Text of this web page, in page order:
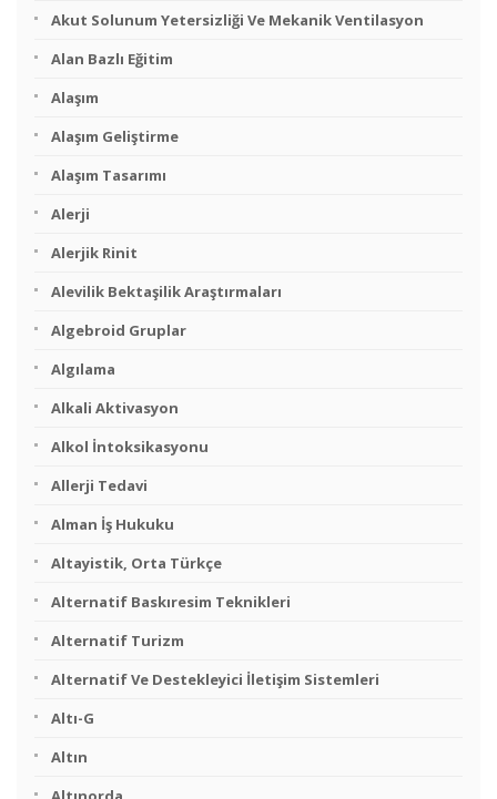
Akut Solunum Yetersizliği Ve Mekanik Ventilasyon
Alan Bazlı Eğitim
Alaşım
Alaşım Geliştirme
Alaşım Tasarımı
Alerji
Alerjik Rinit
Alevilik Bektaşilik Araştırmaları
Algebroid Gruplar
Algılama
Alkali Aktivasyon
Alkol İntoksikasyonu
Allerji Tedavi
Alman İş Hukuku
Altayistik, Orta Türkçe
Alternatif Baskıresim Teknikleri
Alternatif Turizm
Alternatif Ve Destekleyici İletişim Sistemleri
Altı-G
Altın